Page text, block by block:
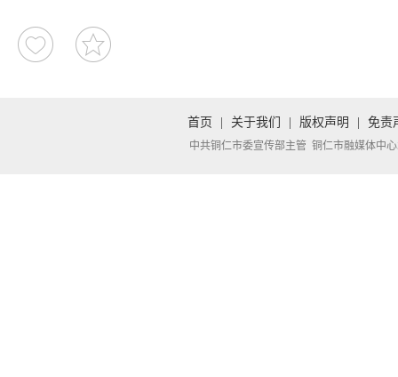
首页 关于我们 版权声明 免责
中共铜仁市委宣传部主管 铜仁市融媒体中心